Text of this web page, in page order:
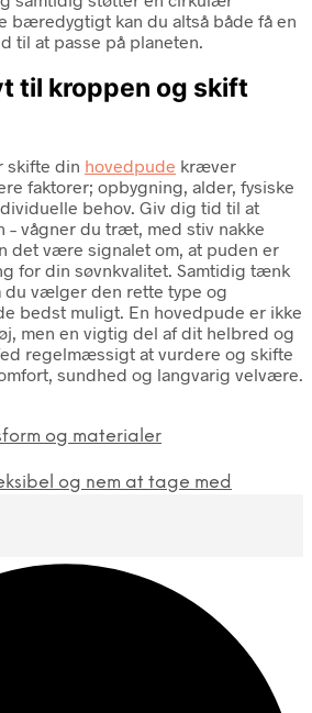
bæredygtigt kan du altså både få en
til at passe på planeten.
til kroppen og skift
skifte din hovedpude kræver
faktorer; opbygning, alder, fysiske
behov. Giv dig tid til at
vågner du træt, med stiv nakke
det være signalet om, at puden er
for din søvnkvalitet. Samtidig tænk
du vælger den rette type og
bedst muligt. En hovedpude er ikke
men en vigtig del af dit helbred og
regelmæssigt at vurdere og skifte
sundhed og langvarig velvære.
og materialer
og nem at tage med